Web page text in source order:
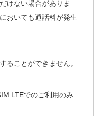
けない場合がありま
おいても通話料が発生
ることができません。
LTEでのご利用のみ